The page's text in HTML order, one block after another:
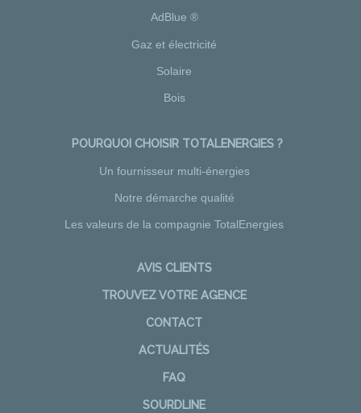
AdBlue ®
Gaz et électricité
Solaire
Bois
POURQUOI CHOISIR TOTALENERGIES ?
Un fournisseur multi-énergies
Notre démarche qualité
Les valeurs de la compagnie TotalEnergies
AVIS CLIENTS
TROUVEZ VOTRE AGENCE
CONTACT
ACTUALITÉS
FAQ
SOURDLINE